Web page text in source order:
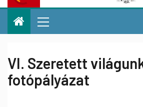
VI. Szeretett
fotópályázat